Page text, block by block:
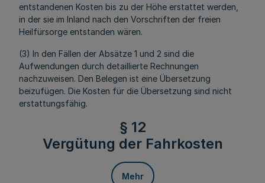
entstandenen Kosten bis zu der Höhe erstattet werden,
in der sie im Inland nach den Vorschriften der freien
Heilfürsorge entstanden wären.
(3) In den Fällen der Absätze 1 und 2 sind die
Aufwendungen durch detaillierte Rechnungen
nachzuweisen. Den Belegen ist eine Übersetzung
beizufügen. Die Kosten für die Übersetzung sind nicht
erstattungsfähig.
§ 12
Vergütung der Fahrkosten
Mehr